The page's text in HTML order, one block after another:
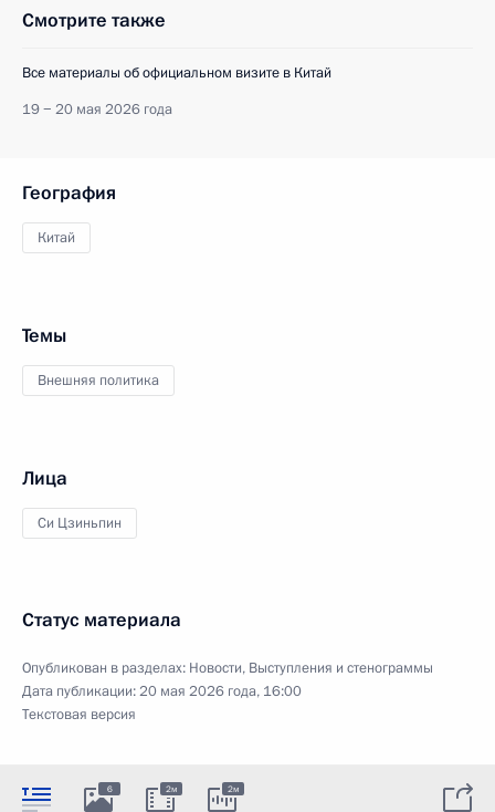
Смотрите также
Все материалы об официальном визите в Китай
19 − 20 мая 2026 года
География
Китай
Темы
Внешняя политика
Лица
Си Цзиньпин
Статус материала
Опубликован в разделах: Новости, Выступления и стенограммы
Дата публикации:20 мая 2026 года, 16:00
Текстовая версия
6 2м 2м